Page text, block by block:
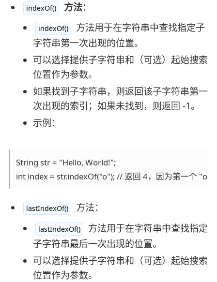
indexOf() 方法：
indexOf()
方法用于在字符串中查找指定子
字符串第一次出现的位置。
可以选择提供子字符串和（可选）起始搜索
位置作为参数。
如果找到子字符串，则返回该子字符串第一
次出现的索引；如果未找到，则返回 -1。
示例：
String str = "Hello, World!";
int index = str.indexOf("o"); // 返回 4，因为第一个 "o"
lastIndexOf() 方法：
lastIndexOf()
方法用于在字符串中查找指定
子字符串最后一次出现的位置。
可以选择提供子字符串和（可选）起始搜索
位置作为参数。